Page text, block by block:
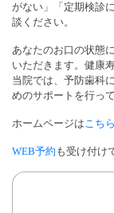
がない」「定期検診
談ください。
あなたのお口の状態
いただきます。健康
当院では、予防歯科
めのサポートを行って
ホームページはこちら
WEB予約 も受け付け